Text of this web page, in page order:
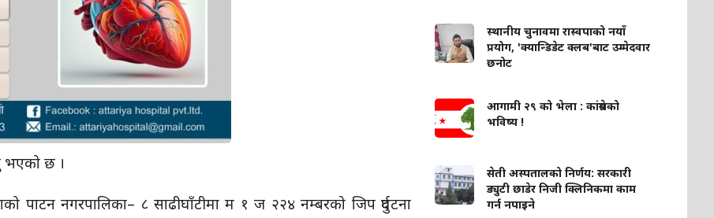
भएको छ ।
पाटन नगरपालिका– ८ साढीघाँटीमा म १ ज २२४ नम्बरको जिप दुर्घटना
स्थानीय चुनावमा रास्वपाको नयाँ
प्रयोग, 'क्यान्डिडेट क्लब'बाट उम्मेदवार
छनोट
आगामी २९ को भेला : कांग्रेसको
भविष्य !
सेती अस्पतालको निर्णय: सरकारी
ड्युटी छाडेर निजी क्लिनिकमा काम
गर्न नपाइने